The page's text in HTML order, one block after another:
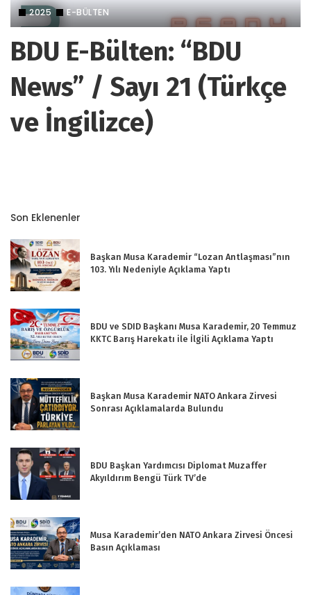
2025 E-BÜLTEN
BDU E-Bülten: “BDU
News” / Sayı 21 (Türkçe
ve İngilizce)
Son Eklenenler
Başkan Musa Karademir “Lozan Antlaşması”nın
103. Yılı Nedeniyle Açıklama Yaptı
BDU ve SDID Başkanı Musa Karademir, 20 Temmuz
KKTC Barış Harekatı ile İlgili Açıklama Yaptı
Başkan Musa Karademir NATO Ankara Zirvesi
Sonrası Açıklamalarda Bulundu
BDU Başkan Yardımcısı Diplomat Muzaffer
Akyıldırım Bengü Türk TV’de
Musa Karademir’den NATO Ankara Zirvesi Öncesi
Basın Açıklaması